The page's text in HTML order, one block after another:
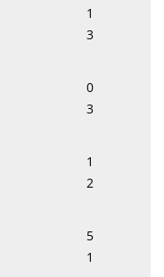
1
3
0
3
1
2
5
1